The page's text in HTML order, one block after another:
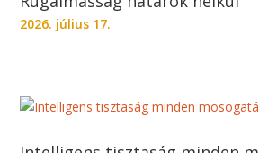
2026. július 17.